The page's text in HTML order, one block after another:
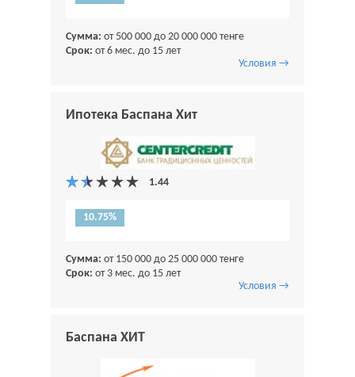
Сумма: от 500 000 до 20 000 000 тенге
Срок: от 6 мес. до 15 лет
Условия →
Ипотека Баспана Хит
10.75%
Сумма: от 150 000 до 25 000 000 тенге
Срок: от 3 мес. до 15 лет
Условия →
Баспана ХИТ